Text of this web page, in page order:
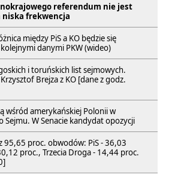
referendum nie jest
niska frekwencja
między PiS a KO będzie się
kolejnymi danymi PKW (wideo)
i toruńskich list sejmowych.
Brejza z KO [dane z godz.
wśród amerykańskiej Polonii w
Sejmu. W Senacie kandydat opozycji
95,65 proc. obwodów: PiS - 36,03
proc., Trzecia Droga - 14,44 proc.